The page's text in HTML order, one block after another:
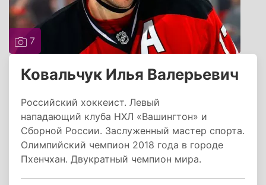
7
Ковальчук Илья Валерьевич
Российский хоккеист. Левый
нападающий клуба НХЛ «Вашингтон» и
Сборной России. Заслуженный мастер спорта.
Олимпийский чемпион 2018 года в городе
Пхенчхан. Двукратный чемпион мира.